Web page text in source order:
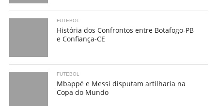
FUTEBOL
História dos Confrontos entre Botafogo-PB
e Confiança-CE
FUTEBOL
Mbappé e Messi disputam artilharia na
Copa do Mundo